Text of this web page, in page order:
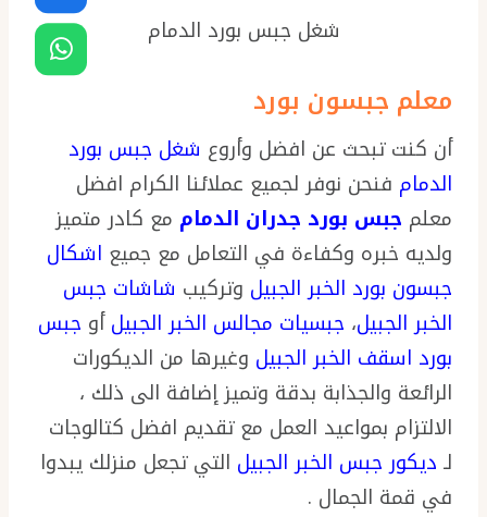
شغل جبس بورد الدمام
معلم جبسون بورد
أن كنت تبحث عن افضل وأروع شغل جبس بورد
الدمام فنحن نوفر لجميع عملائنا الكرام افضل
معلم جبس بورد جدران الدمام مع كادر متميز
ولديه خبره وكفاءة في التعامل مع جميع اشكال
جبسون بورد الخبر الجبيل وتركيب شاشات جبس
الخبر الجبيل، جبسيات مجالس الخبر الجبيلأو جبس
بورد اسقف الخبر الجبيل وغيرها من الديكورات
الرائعة والجذابة بدقة وتميز إضافة الى ذلك ،
الالتزام بمواعيد العمل مع تقديم افضل كتالوجات
لـ ديكور جبس الخبر الجبيل التي تجعل منزلك يبدوا
في قمة الجمال .